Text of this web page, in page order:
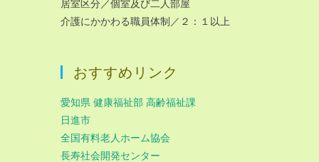
居室区分／個室及び二人部屋
介護にかかわる職員体制／２：１以上
おすすめリンク
愛知県 健康福祉部 高齢福祉課
日進市
全国有料老人ホーム協会
長寿社会開発センター